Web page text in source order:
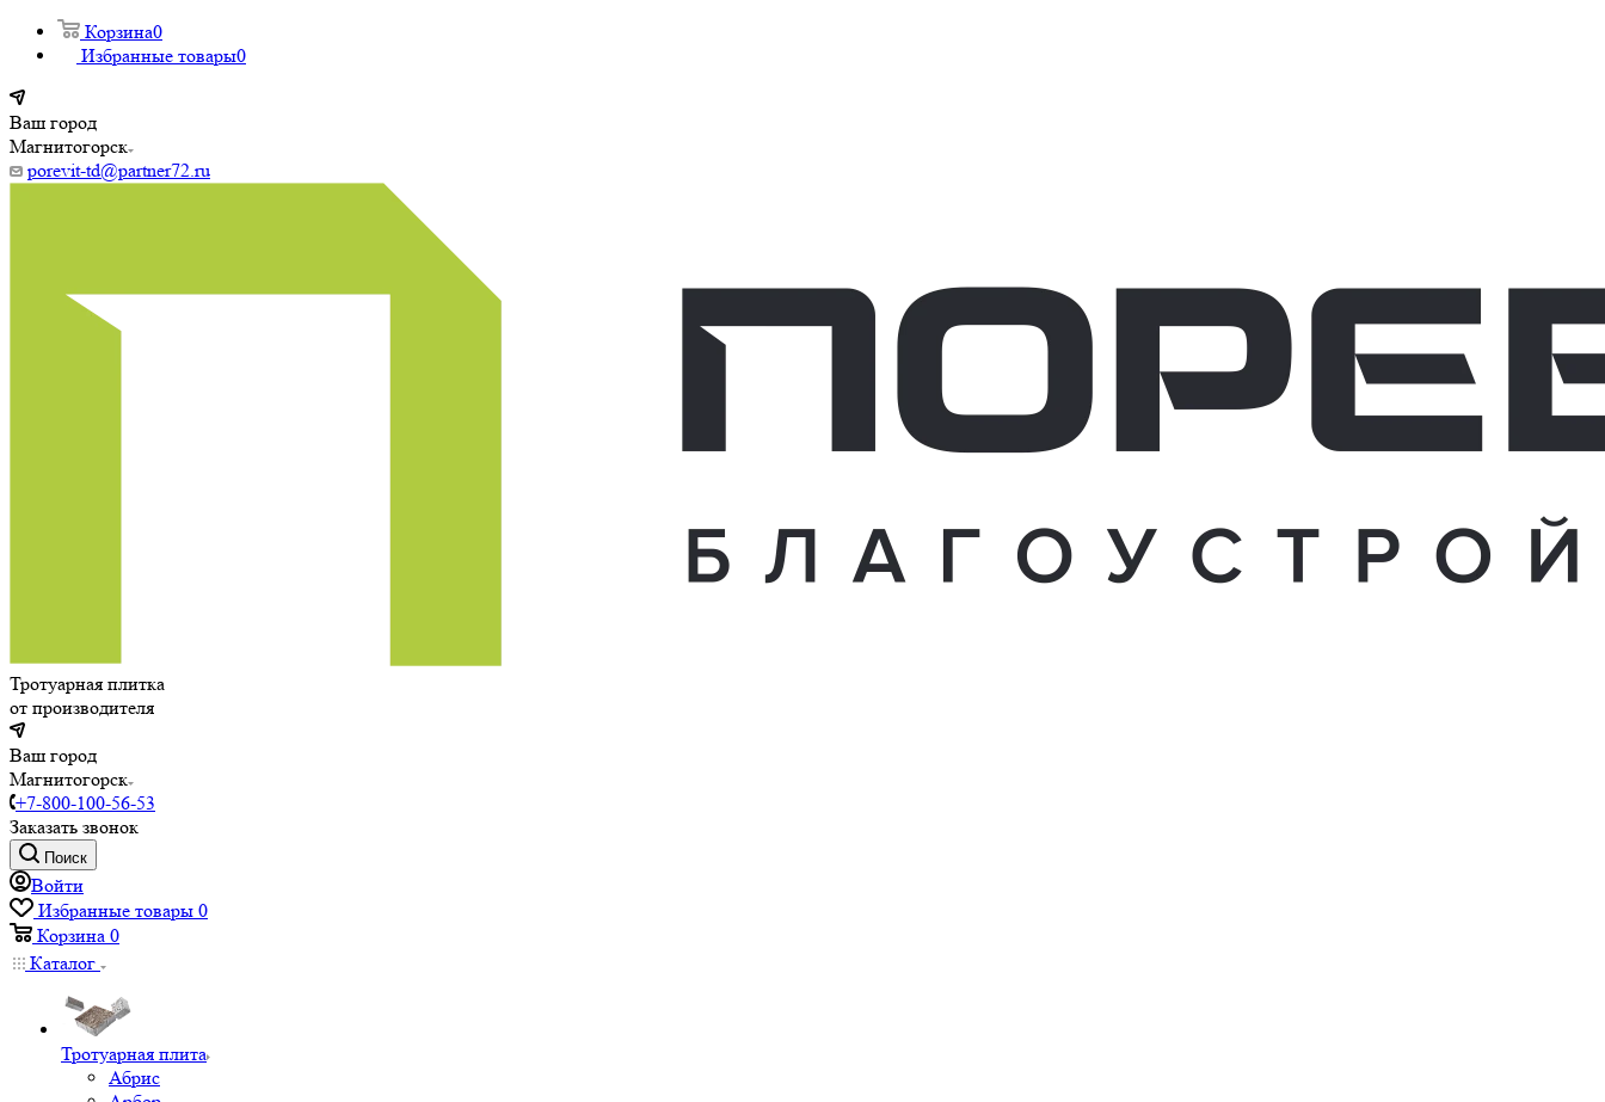
Корзина0
Избранные товары0
Ваш город
Магнитогорск
porevit-td@partner72.ru
Тротуарная плитка
от производителя
Ваш город
Магнитогорск
+7-800-100-56-53
Заказать звонок
Поиск
Войти
Избранные товары 0
Корзина 0
Каталог
Тротуарная плита
Абрис